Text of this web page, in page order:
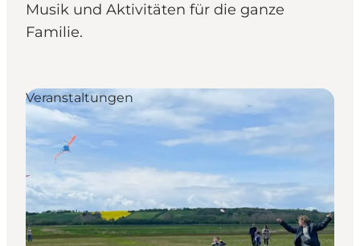
Musik und Aktivitäten für die ganze
Familie.
Veranstaltungen